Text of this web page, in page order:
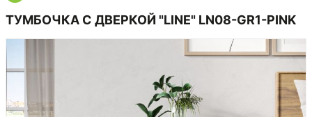
ТУМБОЧКА С ДВЕРКОЙ "LINE" LN08-GR1-PINK